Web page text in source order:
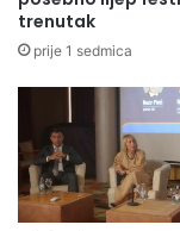
trenutak
prije 1 sedmica